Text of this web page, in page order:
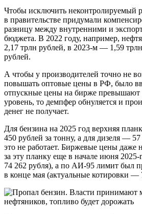
Чтобы исключить неконтролируемый
в правительстве придумали
разницу между внутренними и
бюджета. В 2022 году, например,
2,17 трлн рублей, в 2023-м — 1,59
рублей.
А чтобы у производителей точно не
повышать оптовые цены в РФ, было
отпускные цены на бирже превышают
уровень, то демпфер обнуляется и
денег не получает.
Для бензина на 2025 год верхняя
450 рублей за тонну, а для дизеля —
это не работает. Биржевые цены даже
за эту планку еще в начале июня 2025-
74 262 рубля), а по АИ-95 лимит был
в конце мая (актуальные котировки —